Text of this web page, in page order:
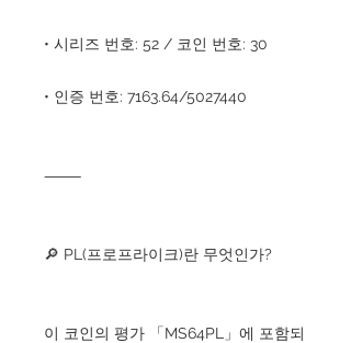
• 시리즈 번호: 52 / 코인 번호: 30
• 인증 번호: 7163.64/5027440
⸻
🔎 PL(프로프라이크)란 무엇인가?
이 코인의 평가 「MS64PL」에 포함되